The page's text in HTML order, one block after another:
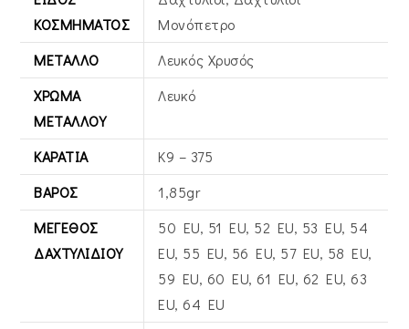
ΚΟΣΜΉΜΑΤΟΣ
Μονόπετρο
ΜΈΤΑΛΛΟ
Λευκός Xρυσός
ΧΡΏΜΑ
ΜΕΤΆΛΛΟΥ
Λευκό
ΚΑΡΆΤΙΑ
Κ9 – 375
ΒΆΡΟΣ
1,85gr
ΜΈΓΕΘΟΣ
ΔΑΧΤΥΛΙΔΙΟΎ
50 EU, 51 EU, 52 EU, 53 EU, 54
EU, 55 EU, 56 EU, 57 EU, 58 EU,
59 EU, 60 EU, 61 EU, 62 EU, 63
EU, 64 EU